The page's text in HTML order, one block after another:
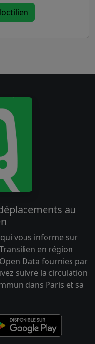
au
vous informe sur
en région
Data fournies par
suivre la circulation
dans Paris et sa